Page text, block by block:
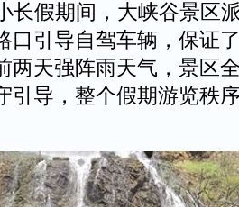
假期间，大峡谷景区
口引导自驾车辆，保证
两天强阵雨天气，景区
引导，整个假期游览秩